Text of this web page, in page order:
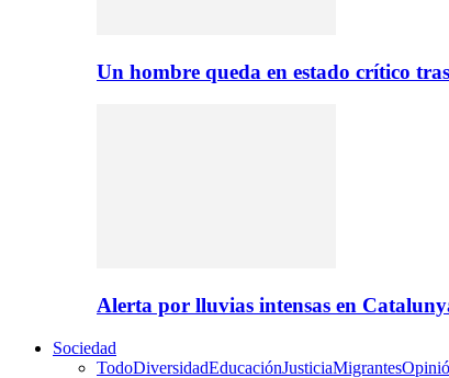
Un hombre queda en estado crítico
Alerta por lluvias intensas en
Sociedad
TodoDiversidadEducaciónJusticiaMigrantes